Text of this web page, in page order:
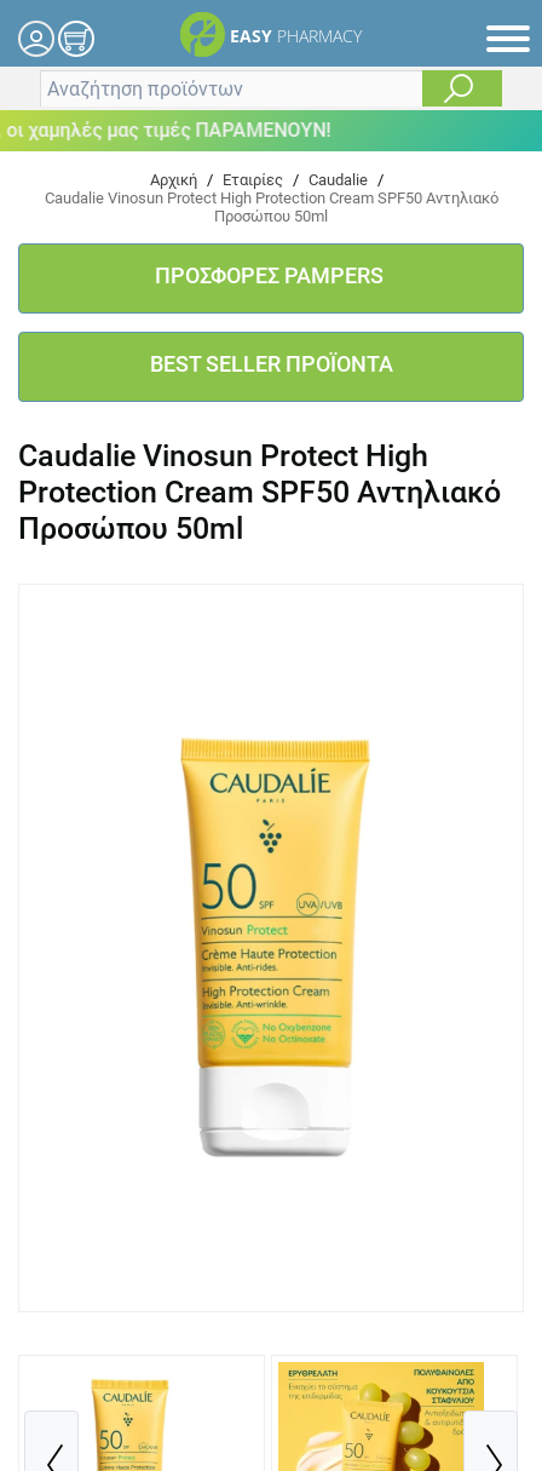
EASY PHARMACY
χαμηλές μας τιμές ΠΑΡΑΜΕΝΟΥΝ!
Αρχική / Εταιρίες / Caudalie /
Caudalie Vinosun Protect High Protection Cream SPF50 Αντηλιακό
Προσώπου 50ml
ΠΡΟΣΦΟΡΕΣ PAMPERS
BEST SELLER ΠΡΟΪΟΝΤΑ
Caudalie Vinosun Protect High
Protection Cream SPF50 Αντηλιακό
Προσώπου 50ml